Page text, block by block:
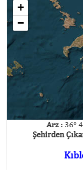
+
−
Arz :36°
Şehirden